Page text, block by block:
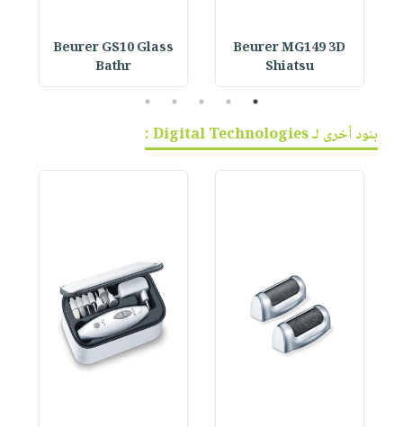
Beurer MG149 3D
Shiatsu
Beurer GS10 Glass
Bathr
1
2
3
4
5
بنود أخرى لـ Digital Technologies :